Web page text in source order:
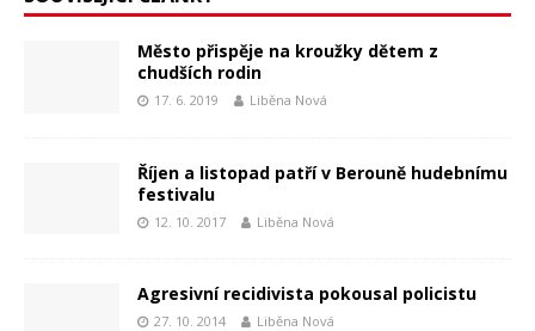
Město přispěje na kroužky dětem z
chudších rodin
17. 6. 2019 Liběna Nová
Říjen a listopad patří v Berouně hudebnímu
festivalu
12. 10. 2017 Liběna Nová
Agresivní recidivista pokousal policistu
27. 10. 2014 Liběna Nová